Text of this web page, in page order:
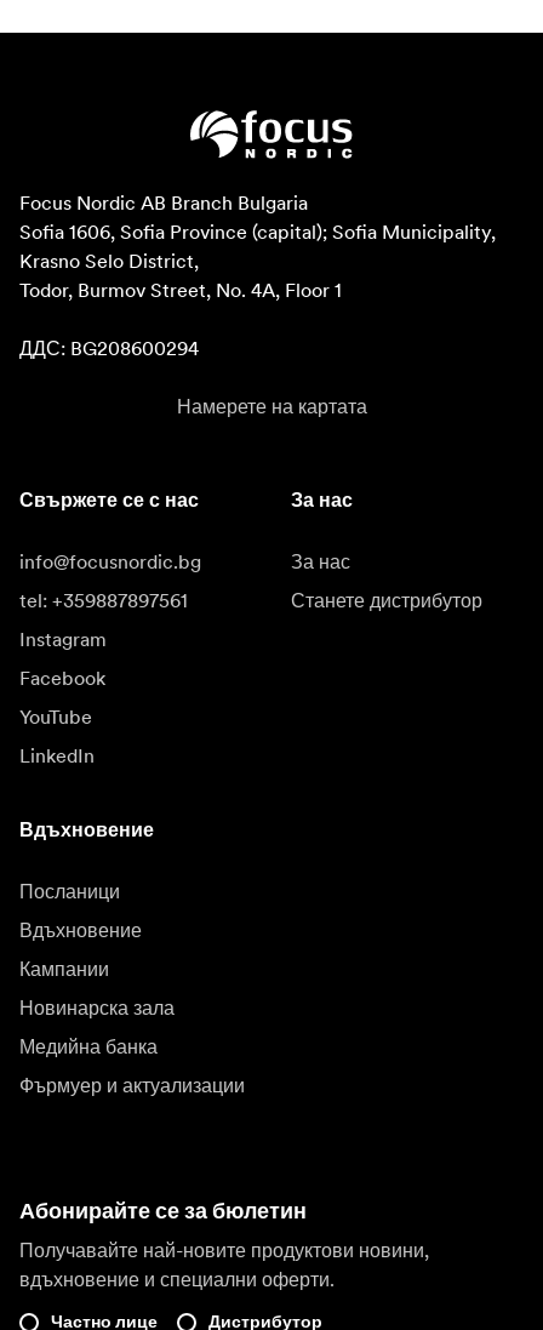
Focus Nordic AB Branch Bulgaria
Sofia 1606, Sofia Province (capital); Sofia Municipality,
Krasno Selo District,
Todor, Burmov Street, No. 4A, Floor 1
ДДС: BG208600294
Намерете на картата
Свържете се с нас
info@focusnordic.bg
tel: +359887897561
Instagram
Facebook
YouTube
LinkedIn
За нас
За нас
Станете дистрибутор
Вдъхновение
Посланици
Вдъхновение
Кампании
Новинарска зала
Медийна банка
Фърмуер и актуализации
Абонирайте се за бюлетин
Получавайте най-новите продуктови новини,
вдъхновение и специални оферти.
Частно лице Дистрибутор